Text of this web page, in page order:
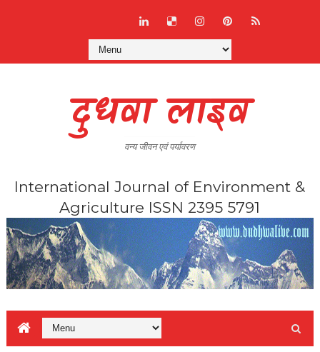
दुधवा लाइव
वन्य जीवन एवं पर्यावरण
International Journal of Environment &
Agriculture ISSN 2395 5791